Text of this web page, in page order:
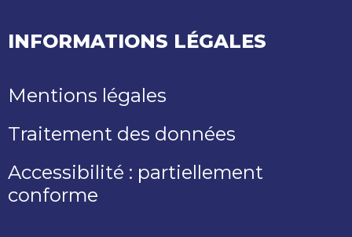
INFORMATIONS LÉGALES
Mentions légales
Traitement des données
Accessibilité : partiellement
conforme